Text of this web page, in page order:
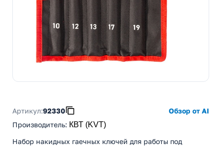
Артикул:92330
Обзор от AI
Производитель: КВТ (KVT)
Набор накидных гаечных ключей для работы под